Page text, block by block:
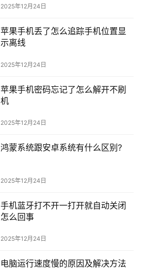
2025年12月24日
苹果手机丢了怎么追踪手机位置显
示离线
2025年12月24日
苹果手机密码忘记了怎么解开不刷
机
2025年12月24日
鸿蒙系统跟安卓系统有什么区别?
2025年12月24日
手机蓝牙打不开一打开就自动关闭
怎么回事
2025年12月24日
电脑运行速度慢的原因及解决方法